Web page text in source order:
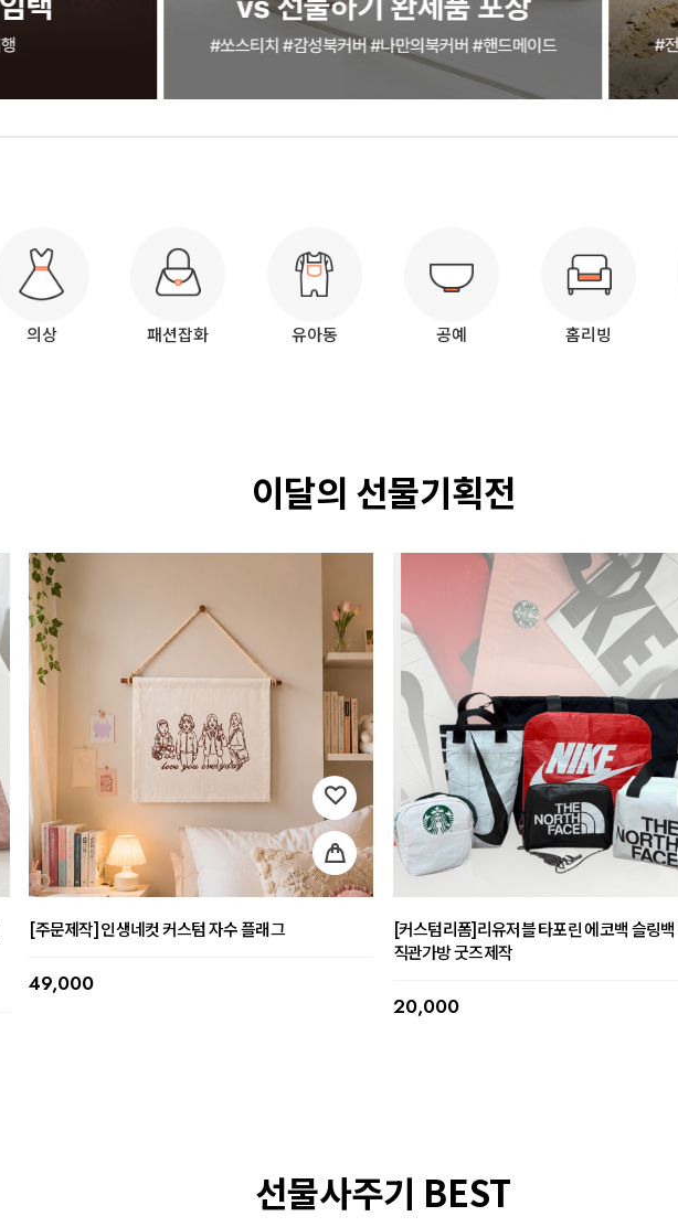
의상 패션잡화 유아동 공예 홈리빙
이달의 선물기획전
[주문제작] 인생네컷 커스텀 자수 플래그
49,000
[커스텀리폼]리유저블 타포린 에코백 슬링
직관가방 굿즈제작
20,000
선물사주기 BEST